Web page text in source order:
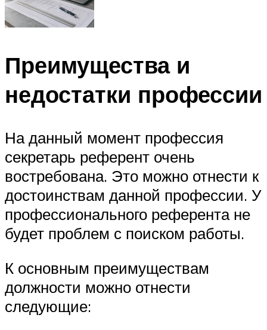
Преимущества и
недостатки профессии
На данный момент профессия
секретарь референт очень
востребована. Это можно отнести к
достоинствам данной профессии. У
профессионального референта не
будет проблем с поиском работы.
К основным преимуществам
должности можно отнести
следующие: